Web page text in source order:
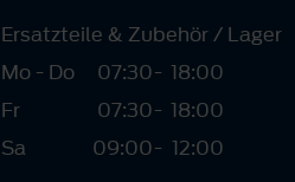
Ersatzteile & Zubehör / Lager
Mo - Do
07:30- 18:00
Fr
07:30- 18:00
Sa
09:00- 12:00